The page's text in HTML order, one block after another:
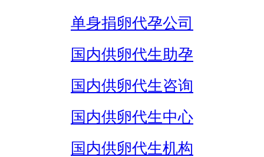
单身捐卵代孕公司
国内供卵代生助孕
国内供卵代生咨询
国内供卵代生中心
国内供卵代生机构